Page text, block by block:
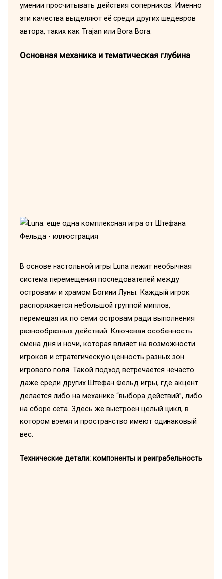
умении просчитывать действия соперников. Именно
эти качества выделяют её среди других шедевров
автора, таких как Trajan или Bora Bora.
Основная механика и тематическая глубина
В основе настольной игры Luna лежит необычная
система перемещения последователей между
островами и храмом Богини Луны. Каждый игрок
распоряжается небольшой группой миплов,
перемещая их по семи островам ради выполнения
разнообразных действий. Ключевая особенность —
смена дня и ночи, которая влияет на возможности
игроков и стратегическую ценность разных зон
игрового поля. Такой подход встречается нечасто
даже среди других Штефан Фельд игры, где акцент
делается либо на механике “выбора действий”, либо
на сборе сета. Здесь же выстроен целый цикл, в
котором время и пространство имеют одинаковый
вес.
Технические детали: компоненты и реиграбельность